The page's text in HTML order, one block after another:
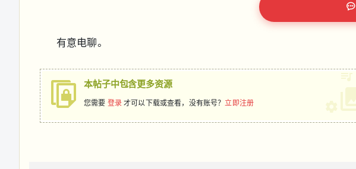
有意电聊。
本帖子中包含更多资源
您需要 登录才可以下载或查看，没有账号？立即注册